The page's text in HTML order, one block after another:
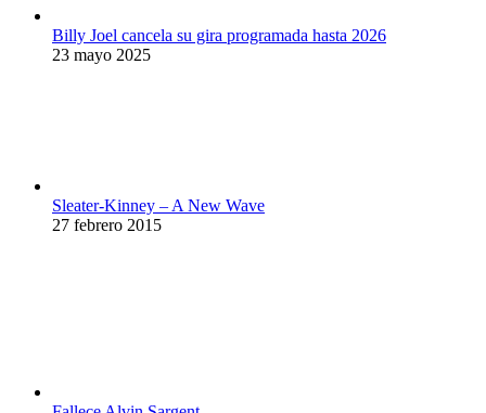
Billy Joel cancela su gira programada hasta 2026
23 mayo 2025
Sleater-Kinney – A New Wave
27 febrero 2015